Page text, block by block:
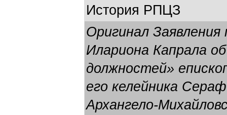
История РПЦЗ
Оригинал
Илариона Капрала
должностей»
его келейника
Архангело-